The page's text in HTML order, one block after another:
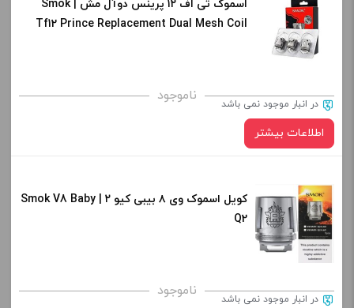
اسموک تی اف ۱۲ پرینس دوآل مش | Smok
Tf12 Prince Replacement Dual Mesh Coil
ناموجود در انبار موجود نمی باشد
اطلاعات بیشتر
کویل اسموک وی ۸ بیبی کیو ۲ | Smok V8 Baby
Q2
ناموجود در انبار موجود نمی باشد